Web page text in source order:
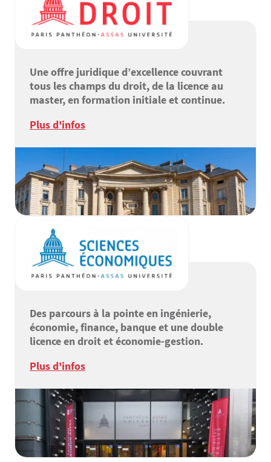
Une offre juridique d’excellence couvrant
tous les champs du droit, de la licence au
master, en formation initiale et continue.
Plus d'infos
Des parcours à la pointe en ingénierie,
économie, finance, banque et une double
licence en droit et économie-gestion.
Plus d'infos